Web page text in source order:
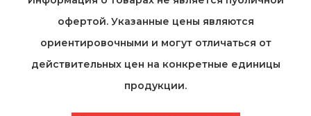
офертой. Указанные цены являются
ориентировочными и могут отличаться от
действительных цен на конкретные единицы
продукции.